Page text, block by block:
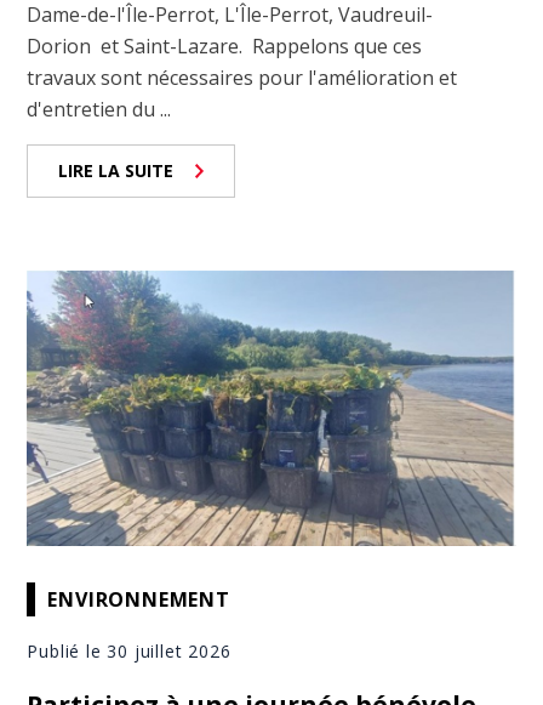
Dame-de-l'Île-Perrot, L'Île-Perrot, Vaudreuil-
Dorion et Saint-Lazare. Rappelons que ces
travaux sont nécessaires pour l'amélioration et
d'entretien du ...
LIRE LA SUITE
ENVIRONNEMENT
Publié le 30 juillet 2026